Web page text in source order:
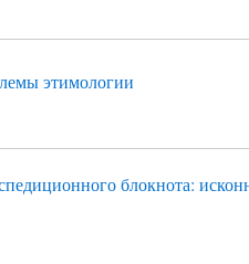
этимологии
блокнота: